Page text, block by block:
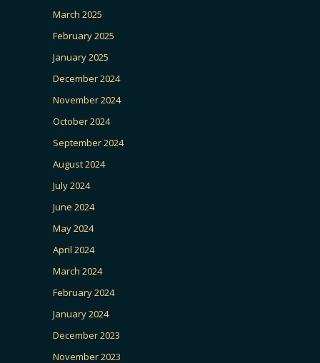
March 2025
February 2025
January 2025
December 2024
November 2024
October 2024
September 2024
August 2024
July 2024
June 2024
May 2024
April 2024
March 2024
February 2024
January 2024
December 2023
November 2023